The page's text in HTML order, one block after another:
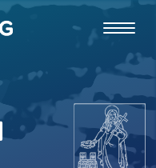
ugrás a fő tartalomhoz